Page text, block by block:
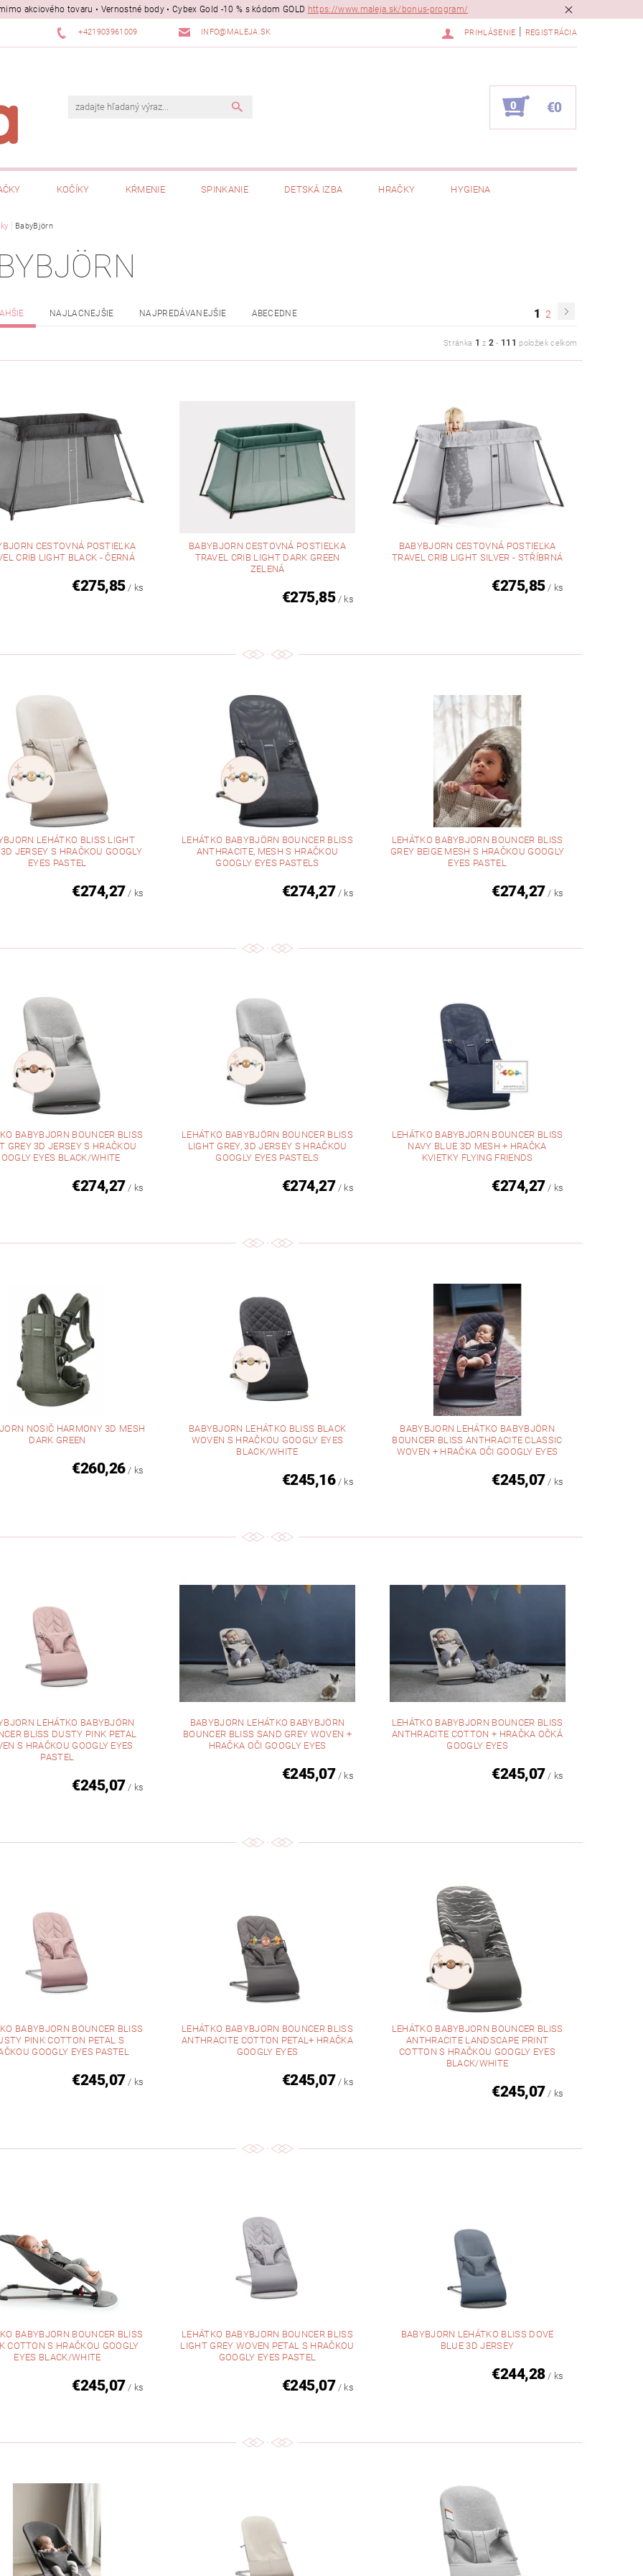
akciového tovaru • Vernostné body • Cybex Gold -10 % s kódom GOLD https://www.maleja.sk/bonus-program/
+421903961009 INFO@MALEJA.SK PRIHLÁSENIE REGISTRÁCIA
0 €0
KOČÍKY KŔMENIE SPINKANIE DETSKÁ IZBA HRAČKY HYGIENA
BabyBjörn
NAJLACNEJŠIE NAJPREDÁVANEJŠIE ABECEDNE 1 2
Stránka 1 z 2 - 111 položiek celkom
CESTOVNÁ POSTIEĽKA
CRIB LIGHT BLACK - ČERNÁ
€275,85 / ks
BABYBJORN CESTOVNÁ POSTIEĽKA
TRAVEL CRIB LIGHT DARK GREEN
ZELENÁ
€275,85 / ks
BABYBJORN CESTOVNÁ POSTIEĽKA
TRAVEL CRIB LIGHT SILVER - STŘÍBRNÁ
€275,85 / ks
LEHÁTKO BLISS LIGHT
JERSEY S HRAČKOU GOOGLY
EYES PASTEL
€274,27 / ks
LEHÁTKO BABYBJÖRN BOUNCER BLISS
ANTHRACITE, MESH S HRAČKOU
GOOGLY EYES PASTELS
€274,27 / ks
LEHÁTKO BABYBJORN BOUNCER BLISS
GREY BEIGE MESH S HRAČKOU GOOGLY
EYES PASTEL
€274,27 / ks
BABYBJORN BOUNCER BLISS
GREY 3D JERSEY S HRAČKOU
EYES BLACK/WHITE
€274,27 / ks
LEHÁTKO BABYBJÖRN BOUNCER BLISS
LIGHT GREY, 3D JERSEY S HRAČKOU
GOOGLY EYES PASTELS
€274,27 / ks
LEHÁTKO BABYBJORN BOUNCER BLISS
NAVY BLUE 3D MESH + HRAČKA
KVIETKY FLYING FRIENDS
€274,27 / ks
NOSIČ HARMONY 3D MESH
DARK GREEN
€260,26 / ks
BABYBJORN LEHÁTKO BLISS BLACK
WOVEN S HRAČKOU GOOGLY EYES
BLACK/WHITE
€245,16 / ks
BABYBJORN LEHÁTKO BABYBJÖRN
BOUNCER BLISS ANTHRACITE CLASSIC
WOVEN + HRAČKA OČI GOOGLY EYES
€245,07 / ks
LEHÁTKO BABYBJÖRN
BLISS DUSTY PINK PETAL
S HRAČKOU GOOGLY EYES
PASTEL
€245,07 / ks
BABYBJORN LEHÁTKO BABYBJÖRN
BOUNCER BLISS SAND GREY WOVEN +
HRAČKA OČI GOOGLY EYES
€245,07 / ks
LEHÁTKO BABYBJORN BOUNCER BLISS
ANTHRACITE COTTON + HRAČKA OČKÁ
GOOGLY EYES
€245,07 / ks
BABYBJORN BOUNCER BLISS
PINK COTTON PETAL S
GOOGLY EYES PASTEL
€245,07 / ks
LEHÁTKO BABYBJORN BOUNCER BLISS
ANTHRACITE COTTON PETAL+ HRAČKA
GOOGLY EYES
€245,07 / ks
LEHÁTKO BABYBJORN BOUNCER BLISS
ANTHRACITE LANDSCAPE PRINT
COTTON S HRAČKOU GOOGLY EYES
BLACK/WHITE
€245,07 / ks
BABYBJORN BOUNCER BLISS
COTTON S HRAČKOU GOOGLY
EYES BLACK/WHITE
€245,07 / ks
LEHÁTKO BABYBJORN BOUNCER BLISS
LIGHT GREY WOVEN PETAL S HRAČKOU
GOOGLY EYES PASTEL
€245,07 / ks
BABYBJORN LEHÁTKO BLISS DOVE
BLUE 3D JERSEY
€244,28 / ks